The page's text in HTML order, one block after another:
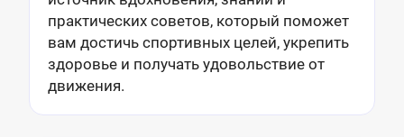
практических советов, который поможет
вам достичь спортивных целей, укрепить
здоровье и получать удовольствие от
движения.